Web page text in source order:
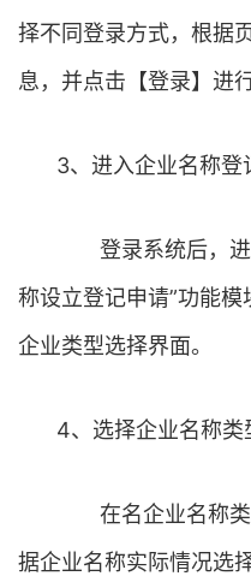
择不同登录方式，根据
息，并点击【登录】进
3、进入企业名称登
登录系统后，进
称设立登记申请”功能模
企业类型选择界面。
4、选择企业名称类
在名企业名称类
据企业名称实际情况选